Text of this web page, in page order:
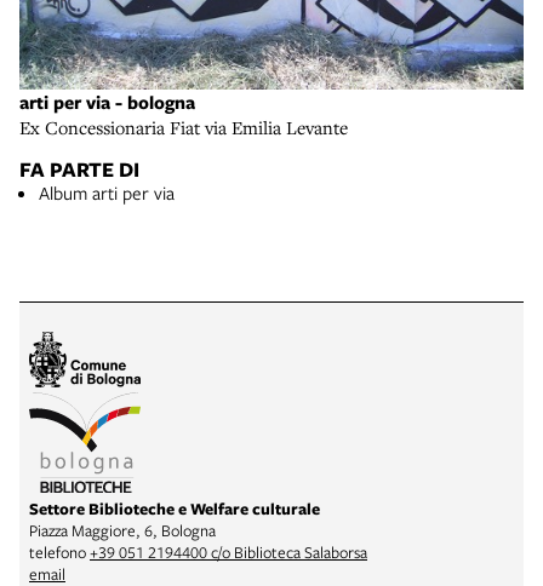
arti per via - bologna
Ex Concessionaria Fiat via Emilia Levante
FA PARTE DI
Album arti per via
Settore Biblioteche e Welfare culturale
Piazza Maggiore, 6, Bologna
telefono+39 051 2194400 c/o Biblioteca Salaborsa
email